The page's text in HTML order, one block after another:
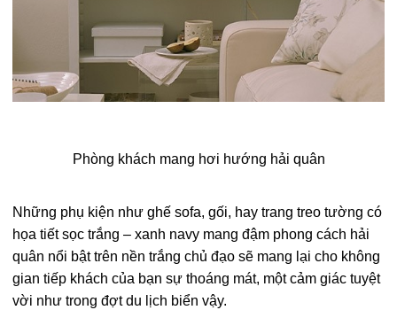
Phòng khách mang hơi hướng hải quân
Những phụ kiện như ghế sofa, gối, hay trang treo tường có
họa tiết sọc trắng – xanh navy mang đậm phong cách hải
quân nổi bật trên nền trắng chủ đạo sẽ mang lại cho không
gian tiếp khách của bạn sự thoáng mát, một cảm giác tuyệt
vời như trong đợt du lịch biển vậy.